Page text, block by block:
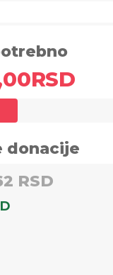
RSD
donacije
RSD